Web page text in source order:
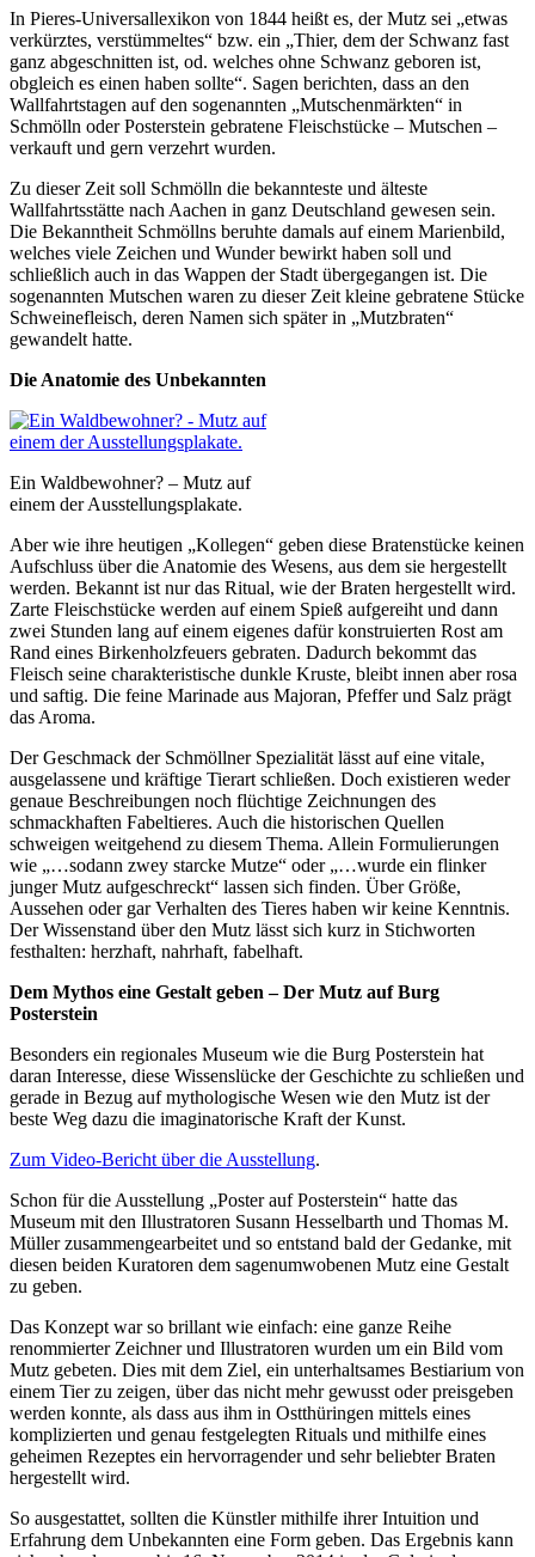
In Pieres-Universallexikon von 1844 heißt es, der Mutz sei „etwas
verkürztes, verstümmeltes“ bzw. ein „Thier, dem der Schwanz fast
ganz abgeschnitten ist, od. welches ohne Schwanz geboren ist,
obgleich es einen haben sollte“. Sagen berichten, dass an den
Wallfahrtstagen auf den sogenannten „Mutschenmärkten“ in
Schmölln oder Posterstein gebratene Fleischstücke – Mutschen –
verkauft und gern verzehrt wurden.
Zu dieser Zeit soll Schmölln die bekannteste und älteste
Wallfahrtsstätte nach Aachen in ganz Deutschland gewesen sein.
Die Bekanntheit Schmöllns beruhte damals auf einem Marienbild,
welches viele Zeichen und Wunder bewirkt haben soll und
schließlich auch in das Wappen der Stadt übergegangen ist. Die
sogenannten Mutschen waren zu dieser Zeit kleine gebratene Stücke
Schweinefleisch, deren Namen sich später in „Mutzbraten“
gewandelt hatte.
Die Anatomie des Unbekannten
Ein Waldbewohner? – Mutz auf
einem der Ausstellungsplakate.
Aber wie ihre heutigen „Kollegen“ geben diese Bratenstücke keinen
Aufschluss über die Anatomie des Wesens, aus dem sie hergestellt
werden. Bekannt ist nur das Ritual, wie der Braten hergestellt wird.
Zarte Fleischstücke werden auf einem Spieß aufgereiht und dann
zwei Stunden lang auf einem eigenes dafür konstruierten Rost am
Rand eines Birkenholzfeuers gebraten. Dadurch bekommt das
Fleisch seine charakteristische dunkle Kruste, bleibt innen aber rosa
und saftig. Die feine Marinade aus Majoran, Pfeffer und Salz prägt
das Aroma.
Der Geschmack der Schmöllner Spezialität lässt auf eine vitale,
ausgelassene und kräftige Tierart schließen. Doch existieren weder
genaue Beschreibungen noch flüchtige Zeichnungen des
schmackhaften Fabeltieres. Auch die historischen Quellen
schweigen weitgehend zu diesem Thema. Allein Formulierungen
wie „…sodann zwey starcke Mutze“ oder „…wurde ein flinker
junger Mutz aufgeschreckt“ lassen sich finden. Über Größe,
Aussehen oder gar Verhalten des Tieres haben wir keine Kenntnis.
Der Wissenstand über den Mutz lässt sich kurz in Stichworten
festhalten: herzhaft, nahrhaft, fabelhaft.
Dem Mythos eine Gestalt geben – Der Mutz auf Burg
Posterstein
Besonders ein regionales Museum wie die Burg Posterstein hat
daran Interesse, diese Wissenslücke der Geschichte zu schließen und
gerade in Bezug auf mythologische Wesen wie den Mutz ist der
beste Weg dazu die imaginatorische Kraft der Kunst.
Zum Video-Bericht über die Ausstellung.
Schon für die Ausstellung „Poster auf Posterstein“ hatte das
Museum mit den Illustratoren Susann Hesselbarth und Thomas M.
Müller zusammengearbeitet und so entstand bald der Gedanke, mit
diesen beiden Kuratoren dem sagenumwobenen Mutz eine Gestalt
zu geben.
Das Konzept war so brillant wie einfach: eine ganze Reihe
renommierter Zeichner und Illustratoren wurden um ein Bild vom
Mutz gebeten. Dies mit dem Ziel, ein unterhaltsames Bestiarium von
einem Tier zu zeigen, über das nicht mehr gewusst oder preisgeben
werden konnte, als dass aus ihm in Ostthüringen mittels eines
komplizierten und genau festgelegten Rituals und mithilfe eines
geheimen Rezeptes ein hervorragender und sehr beliebter Braten
hergestellt wird.
So ausgestattet, sollten die Künstler mithilfe ihrer Intuition und
Erfahrung dem Unbekannten eine Form geben. Das Ergebnis kann